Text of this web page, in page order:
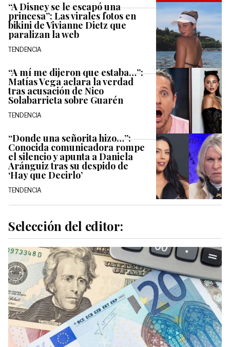
“A Disney se le escapó una
princesa”: Las virales fotos en
bikini de Vivianne Dietz que
paralizan la web
TENDENCIA
“A mí me dijeron que estaba…”:
Matías Vega aclara la verdad
tras acusación de Nico
Solabarrieta sobre Guarén
TENDENCIA
“Donde una señorita hizo…”:
Conocida comunicadora rompe
el silencio y apunta a Daniela
Aránguiz tras su despido de
‘Hay que Decirlo’
TENDENCIA
Selección del editor: